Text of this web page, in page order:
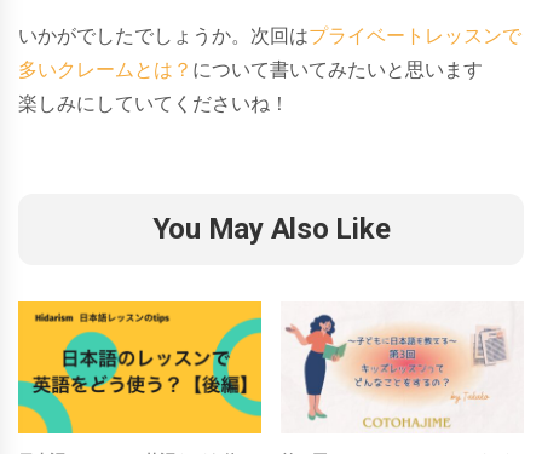
いかがでしたでしょうか。次回はプライベートレッスンで
多いクレームとは？ について書いてみたいと思います
楽しみにしていてくださいね！
You May Also Like